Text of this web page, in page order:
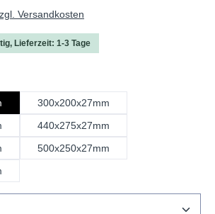
Versandkosten
Lieferzeit: 1-3 Tage
300x200x27mm
440x275x27mm
500x250x27mm
Gib den gewünschten Wert ein